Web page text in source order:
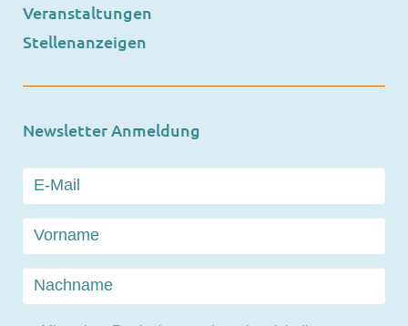
Veranstaltungen
Stellenanzeigen
Newsletter Anmeldung